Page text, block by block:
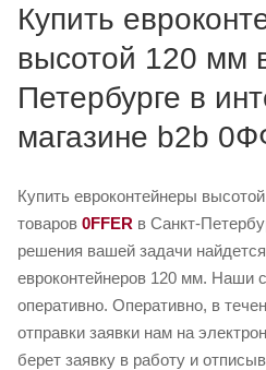
Купить
высотой 120 мм
Петербурге в
магазине b2b
Купить евроконтейнеры
товаров 0FFER в Санкт-
решения вашей задачи
евроконтейнеров 120 мм. Наши
оперативно. Оперативно, в
отправки заявки нам на
берет заявку в работу и